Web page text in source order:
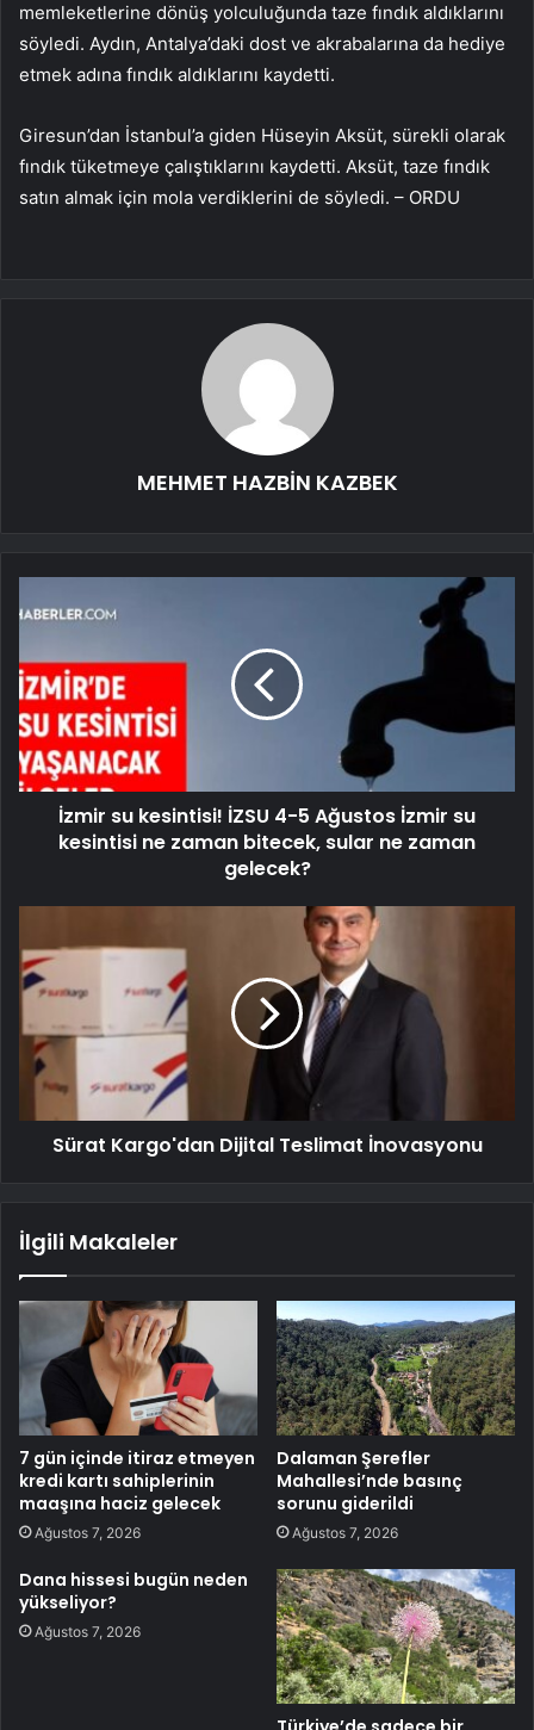
memleketlerine dönüş yolculuğunda taze fındık aldıklarını
söyledi. Aydın, Antalya’daki dost ve akrabalarına da hediye
etmek adına fındık aldıklarını kaydetti.
Giresun’dan İstanbul’a giden Hüseyin Aksüt, sürekli olarak
fındık tüketmeye çalıştıklarını kaydetti. Aksüt, taze fındık
satın almak için mola verdiklerini de söyledi. – ORDU
MEHMET HAZBİN KAZBEK
İzmir su kesintisi! İZSU 4-5 Ağustos İzmir su
kesintisi ne zaman bitecek, sular ne zaman
gelecek?
Sürat Kargo'dan Dijital Teslimat İnovasyonu
İlgili Makaleler
7 gün içinde itiraz etmeyen
kredi kartı sahiplerinin
maaşına haciz gelecek
Ağustos 7, 2026
Dalaman Şerefler
Mahallesi’nde basınç
sorunu giderildi
Ağustos 7, 2026
Dana hissesi bugün neden
yükseliyor?
Ağustos 7, 2026